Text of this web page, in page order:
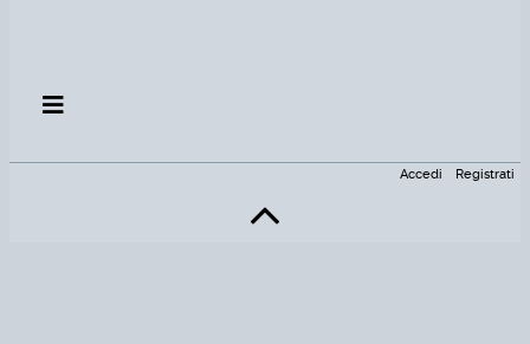
Accedi Registrati